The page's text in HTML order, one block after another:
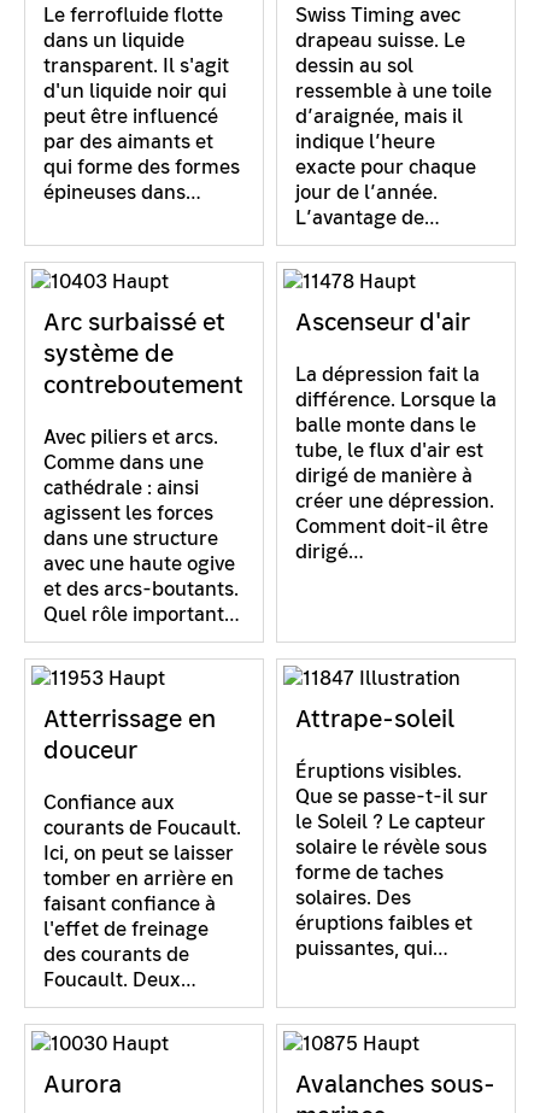
Le ferrofluide flotte
dans un liquide
transparent. Il s'agit
d'un liquide noir qui
peut être influencé
par des aimants et
qui forme des formes
épineuses dans…
Swiss Timing avec
drapeau suisse. Le
dessin au sol
ressemble à une toile
d’araignée, mais il
indique l’heure
exacte pour chaque
jour de l’année.
L’avantage de…
Arc surbaissé et
système de
contreboutement
Avec piliers et arcs.
Comme dans une
cathédrale : ainsi
agissent les forces
dans une structure
avec une haute ogive
et des arcs-boutants.
Quel rôle important…
Ascenseur d'air
La dépression fait la
différence. Lorsque la
balle monte dans le
tube, le flux d'air est
dirigé de manière à
créer une dépression.
Comment doit-il être
dirigé…
Atterrissage en
douceur
Confiance aux
courants de Foucault.
Ici, on peut se laisser
tomber en arrière en
faisant confiance à
l'effet de freinage
des courants de
Foucault. Deux…
Attrape-soleil
Éruptions visibles.
Que se passe-t-il sur
le Soleil ? Le capteur
solaire le révèle sous
forme de taches
solaires. Des
éruptions faibles et
puissantes, qui…
Aurora
Avalanches sous-